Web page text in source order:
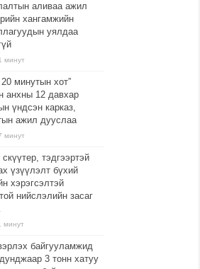
аливаа ажил
хангамжийн
уялдаа
минут
минутын хот”
анхны 12 давхар
үндсэн карказ,
ажил дууслаа
минут
тэдгээртэй
үзүүлэлт бүхий
хэрэгсэлтэй
нийслэлийн засаг
минут
байгууламжид
3 тонн хатуу